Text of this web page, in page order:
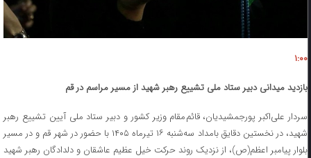
۱:۰۰
بازدید میدانی دبیر ستاد ملی تشییع رهبر شهید از مسیر مراسم در قم
سردار علی‌اکبر پورجمشیدیان، قائم‌مقام وزیر کشور و دبیر ستاد ملی آیین تشییع رهبر
شهید، در نخستین دقایق بامداد سه‌شنبه ۱۶ تیرماه ۱۴۰۵ با حضور در شهر قم و در مسیر
بلوار پیامبر اعظم(ص)، از نزدیک روند حرکت خیل عظیم عاشقان و دلدادگان رهبر شهید